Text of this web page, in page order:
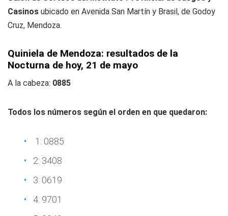
Casinos ubicado en Avenida San Martín y Brasil, de Godoy
Cruz, Mendoza.
Quiniela de Mendoza: resultados de la
Nocturna de hoy, 21 de mayo
A la cabeza: 0885
Todos los números según el orden en que quedaron:
1: 0885
2: 3408
3: 0619
4: 9701